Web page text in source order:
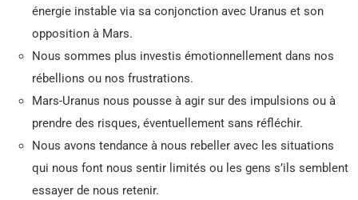
énergie instable via sa conjonction avec Uranus et son
opposition à Mars.
Nous sommes plus investis émotionnellement dans nos
rébellions ou nos frustrations.
Mars-Uranus nous pousse à agir sur des impulsions ou à
prendre des risques, éventuellement sans réfléchir.
Nous avons tendance à nous rebeller avec les situations
qui nous font nous sentir limités ou les gens s’ils semblent
essayer de nous retenir.